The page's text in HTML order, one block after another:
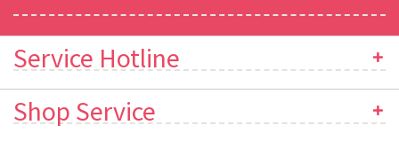
Service Hotline
Shop Service